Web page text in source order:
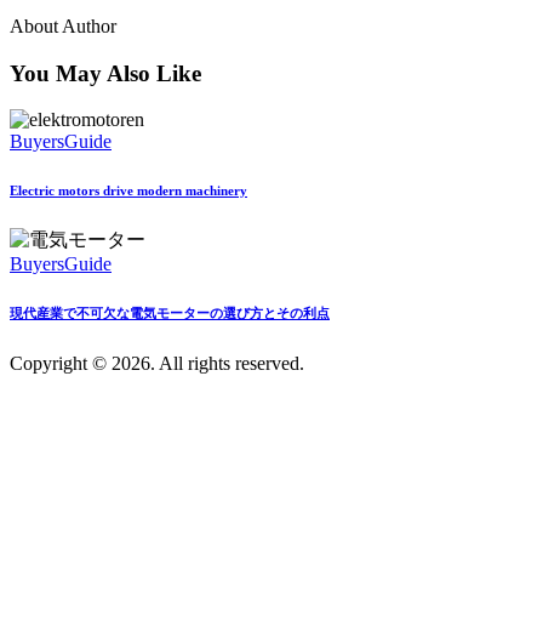
About Author
You May Also Like
BuyersGuide
Electric motors drive modern machinery
BuyersGuide
現代産業で不可欠な電気モーターの選び方とその利点
Copyright © 2026. All rights reserved.